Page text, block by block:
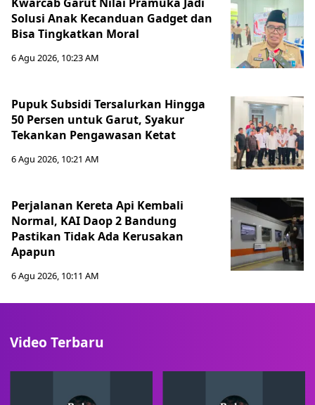
Solusi Anak Kecanduan Gadget dan
Bisa Tingkatkan Moral
6 Agu 2026, 10:23 AM
Pupuk Subsidi Tersalurkan Hingga
50 Persen untuk Garut, Syakur
Tekankan Pengawasan Ketat
6 Agu 2026, 10:21 AM
Perjalanan Kereta Api Kembali
Normal, KAI Daop 2 Bandung
Pastikan Tidak Ada Kerusakan
Apapun
6 Agu 2026, 10:11 AM
Video Terbaru